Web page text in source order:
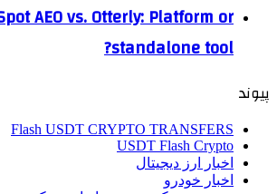
AEO vs. Otterly: Platform or
standalone tool?
پیوند
Flash USDT CRYPTO TRANSFERS
USDT Flash Crypto
اخبار ارز دیجیتال
اخبار خودرو